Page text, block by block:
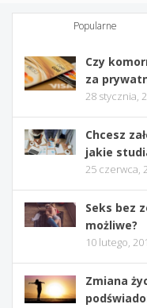
Popularne
Czy
za
28 stycznia,
Chcesz
jakie
25 czerwca,
Seks bez
możliwe?
10 lutego,
Zmiana